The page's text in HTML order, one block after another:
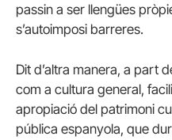
passin a ser llengües
s’autoimposi barreres.
Dit d’altra manera, a part
com a cultura general,
apropiació del patrimoni
pública espanyola, que